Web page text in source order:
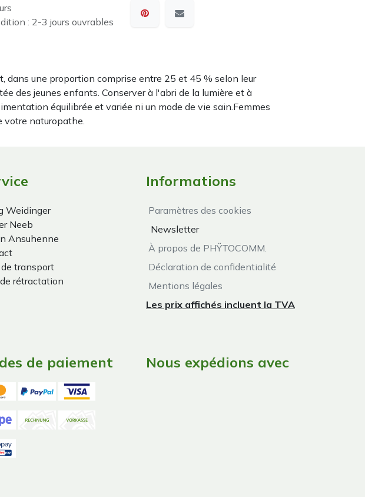
: 2-3 jours ouvrables
dans une proportion comprise entre 25 et 45 % selon leur
des jeunes enfants. Conserver à l'abri de la lumière et à
équilibrée et variée ni un mode de vie sain.Femmes
votre naturopathe.
Weidinger
Neeb
Ansuhenne
de transport
rétractation
Informations
Paramètres des cookies
Newsletter
À propos de PHŸTOCOMM.
Déclaration de confidentialité
Mentions légales
Les prix affichés incluent la TVA
de paiement Nous expédions avec